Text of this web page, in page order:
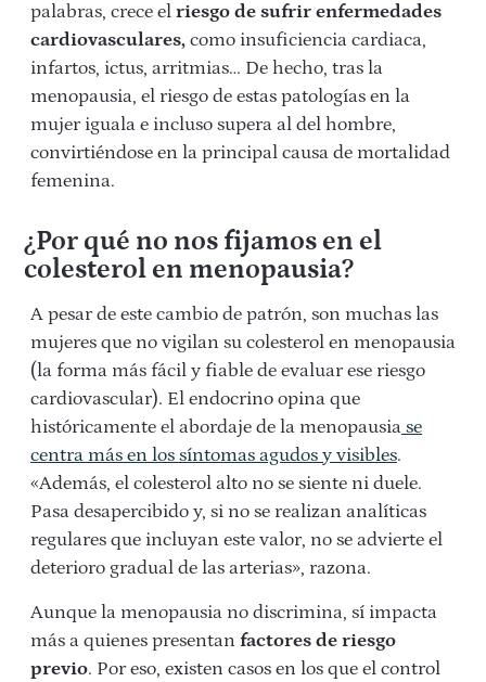
palabras, crece el riesgo de sufrir enfermedades
cardiovasculares, como insuficiencia cardiaca,
infartos, ictus, arritmias… De hecho, tras la
menopausia, el riesgo de estas patologías en la
mujer iguala e incluso supera al del hombre,
convirtiéndose en la principal causa de mortalidad
femenina.
¿Por qué no nos fijamos en el
colesterol en menopausia?
A pesar de este cambio de patrón, son muchas las
mujeres que no vigilan su colesterol en menopausia
(la forma más fácil y fiable de evaluar ese riesgo
cardiovascular). El endocrino opina que
históricamente el abordaje de la menopausia se
centra más en los síntomas agudos y visibles.
«Además, el colesterol alto no se siente ni duele.
Pasa desapercibido y, si no se realizan analíticas
regulares que incluyan este valor, no se advierte el
deterioro gradual de las arterias», razona.
Aunque la menopausia no discrimina, sí impacta
más a quienes presentan factores de riesgo
previo. Por eso, existen casos en los que el control